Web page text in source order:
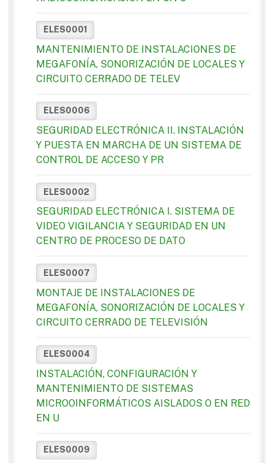
ELES0001
MANTENIMIENTO DE INSTALACIONES DE
MEGAFONÍA, SONORIZACIÓN DE LOCALES Y
CIRCUITO CERRADO DE TELEV
ELES0006
SEGURIDAD ELECTRÓNICA II. INSTALACIÓN
Y PUESTA EN MARCHA DE UN SISTEMA DE
CONTROL DE ACCESO Y PR
ELES0002
SEGURIDAD ELECTRÓNICA I. SISTEMA DE
VIDEO VIGILANCIA Y SEGURIDAD EN UN
CENTRO DE PROCESO DE DATO
ELES0007
MONTAJE DE INSTALACIONES DE
MEGAFONÍA, SONORIZACIÓN DE LOCALES Y
CIRCUITO CERRADO DE TELEVISIÓN
ELES0004
INSTALACIÓN, CONFIGURACIÓN Y
MANTENIMIENTO DE SISTEMAS
MICROOINFORMÁTICOS AISLADOS O EN RED
EN U
ELES0009